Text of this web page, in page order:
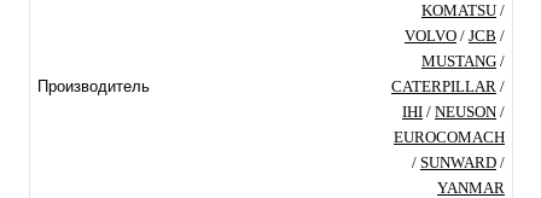
Производитель
KOMATSU /
VOLVO / JCB /
MUSTANG /
CATERPILLAR /
IHI / NEUSON /
EUROCOMACH
/ SUNWARD /
YANMAR